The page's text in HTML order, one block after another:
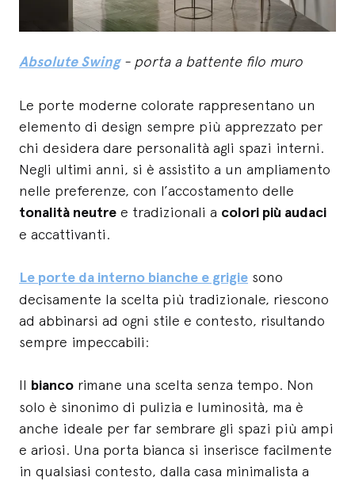
Absolute Swing- porta a battente filo muro
Le porte moderne colorate rappresentano un
elemento di design sempre più apprezzato per
chi desidera dare personalità agli spazi interni.
Negli ultimi anni, si è assistito a un ampliamento
nelle preferenze, con l’accostamento delle
tonalità neutre e tradizionali a colori più audaci
e accattivanti.
Le porte da interno bianche e grigie sono
decisamente la scelta più tradizionale, riescono
ad abbinarsi ad ogni stile e contesto, risultando
sempre impeccabili:
Il bianco rimane una scelta senza tempo. Non
solo è sinonimo di pulizia e luminosità, ma è
anche ideale per far sembrare gli spazi più ampi
e ariosi. Una porta bianca si inserisce facilmente
in qualsiasi contesto, dalla casa minimalista a